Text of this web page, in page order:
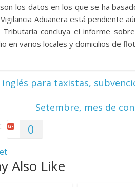
los datos en los que se ha
Aduanera está pendiente
Tributaria concluya el informe
en varios locales y domicilios de
inglés para taxistas,
Setembre, mes de
0
Also Like